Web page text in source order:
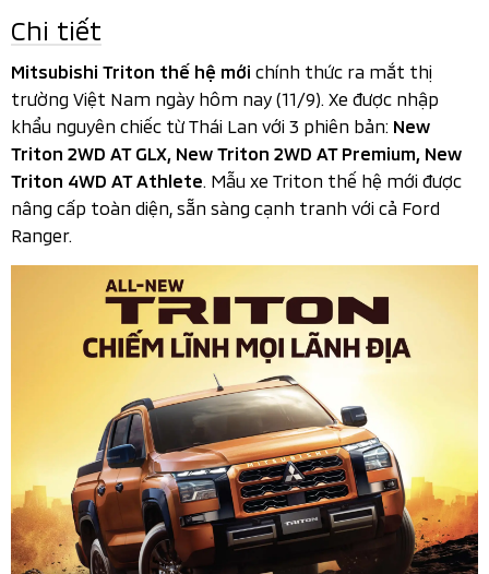
Chi tiết
Mitsubishi Triton thế hệ mới chính thức ra mắt thị
trường Việt Nam ngày hôm nay (11/9). Xe được nhập
khẩu nguyên chiếc từ Thái Lan với 3 phiên bản: New
Triton 2WD AT GLX​, New Triton 2WD AT Premium, New
Triton 4WD AT Athlete . Mẫu xe Triton thế hệ mới được
nâng cấp toàn diện, sẵn sàng cạnh tranh với cả Ford
Ranger.